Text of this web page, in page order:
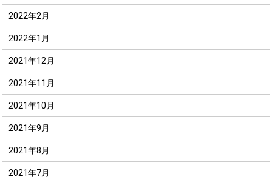
2022年2月
2022年1月
2021年12月
2021年11月
2021年10月
2021年9月
2021年8月
2021年7月